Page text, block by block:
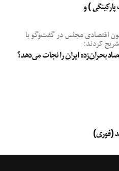
) و
اقتصادی مجلس در گفت‌وگو با
کردند:
بحران‌زده ایران را نجات می‌دهد؟
(فوری)